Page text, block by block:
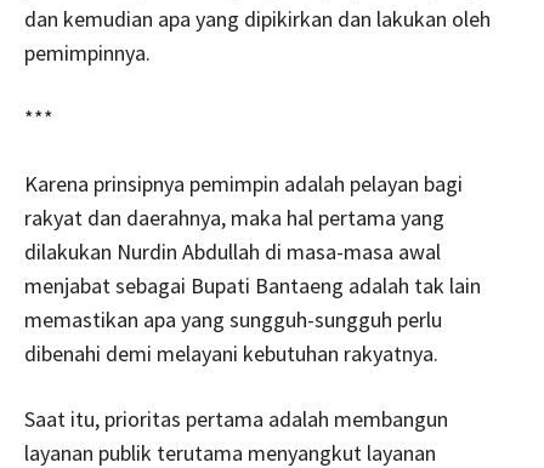
dan kemudian apa yang dipikirkan dan lakukan oleh
pemimpinnya.
***
Karena prinsipnya pemimpin adalah pelayan bagi
rakyat dan daerahnya, maka hal pertama yang
dilakukan Nurdin Abdullah di masa-masa awal
menjabat sebagai Bupati Bantaeng adalah tak lain
memastikan apa yang sungguh-sungguh perlu
dibenahi demi melayani kebutuhan rakyatnya.
Saat itu, prioritas pertama adalah membangun
layanan publik terutama menyangkut layanan